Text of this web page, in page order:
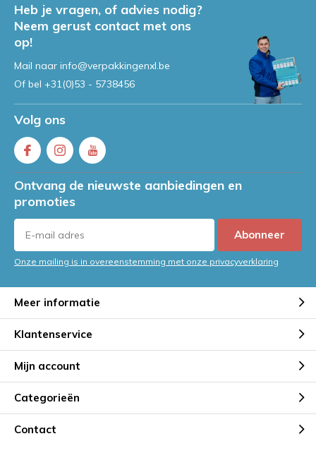
Heb je vragen, of advies nodig?
Neem gerust contact met ons
op!
Mail naar info@verpakkingenxl.be
Of bel +31(0)53 - 5738456
Volg ons
Ontvang de nieuwste aanbiedingen en
promoties
Abonneer
Onze mailing is in overeenstemming met onze privacyverklaring
Meer informatie
Klantenservice
Mijn account
Categorieën
Contact